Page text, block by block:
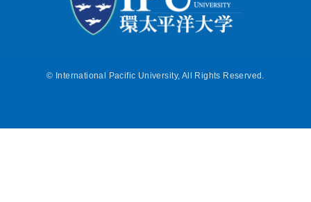
© International Pacific University, All Rights Reserved.